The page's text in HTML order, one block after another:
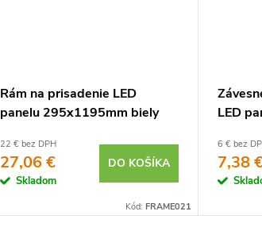
Rám na prisadenie LED
panelu 295x1195mm biely
22 € bez DPH
27,06 €
Skladom
DO KOŠÍKA
Kód: FRAME021
LED
6 € bez
7,38